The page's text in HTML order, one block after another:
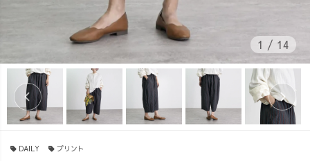
1 / 14
DAILY プリント